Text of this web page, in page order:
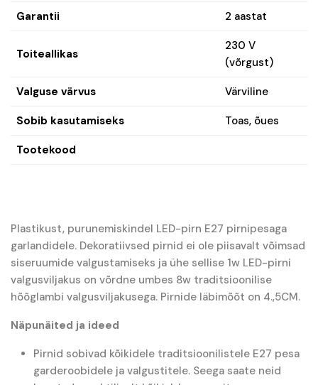
Garantii 2 aastat
Toiteallikas
230 V
(võrgust)
Valguse värvus Värviline
Sobib kasutamiseks Toas, õues
Tootekood
Plastikust, purunemiskindel LED-pirn E27 pirnipesaga
garlandidele. Dekoratiivsed pirnid ei ole piisavalt võimsad
siseruumide valgustamiseks ja ühe sellise 1w LED-pirni
valgusviljakus on võrdne umbes 8w traditsioonilise
hõõglambi valgusviljakusega. Pirnide läbimõõt on 4.,5CM.
Näpunäited ja ideed
Pirnid sobivad kõikidele traditsioonilistele E27 pesa
garderoobidele ja valgustitele. Seega saate neid